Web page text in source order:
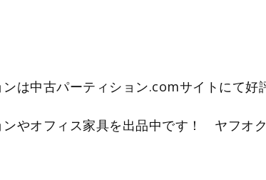
は中古パーティション.comサイトにて好
ンやオフィス家具を出品中です！ ヤフオ